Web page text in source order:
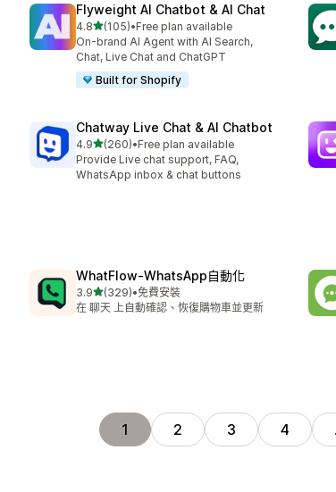
Flyweight AI Chatbot & AI Chat
4.8滿分 5 顆星
(105)
共有 105 則評價
•Free plan available
On-brand AI Agent with AI Search,
Chat, Live Chat and ChatGPT
Built for Shopify
Chatway Live Chat & AI Chatbot
4.9滿分 5 顆星
(260)
共有 260 則評價
•Free plan available
Provide Live chat support, FAQ,
WhatsApp inbox & chat buttons
WhatFlow‑WhatsApp自動化
3.9滿分 5 顆星
(329)
共有 329 則評價
•免費安裝
在 聊天 上自動確認、恢復購物車並更新
1 2 3 4